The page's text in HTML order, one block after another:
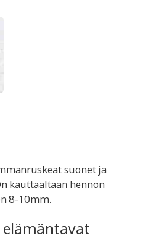
suonet ja
kauttaaltaan hennon
8-10mm.